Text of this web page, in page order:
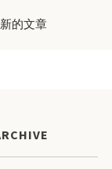
的文章